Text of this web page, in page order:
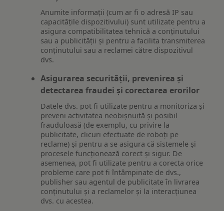
Anumite informații (cum ar fi o adresă IP sau
capacitățile dispozitivului) sunt utilizate pentru a
asigura compatibilitatea tehnică a conținutului
sau a publicității și pentru a facilita transmiterea
conținutului sau a reclamei către dispozitivul
dvs.
Asigurarea securității, prevenirea și
detectarea fraudei și corectarea erorilor
Datele dvs. pot fi utilizate pentru a monitoriza și
preveni activitatea neobișnuită și posibil
frauduloasă (de exemplu, cu privire la
publicitate, clicuri efectuate de roboți pe
reclame) și pentru a se asigura că sistemele și
procesele funcționează corect și sigur. De
asemenea, pot fi utilizate pentru a corecta orice
probleme care pot fi întâmpinate de dvs.,
publisher sau agentul de publicitate în livrarea
conținutului și a reclamelor și la interacțiunea
dvs. cu acestea.